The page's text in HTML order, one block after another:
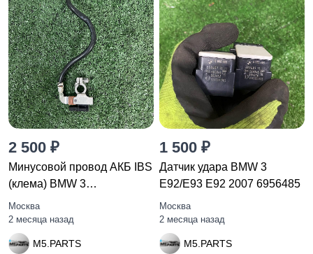
2 500 ₽
Минусовой провод АКБ IBS
(клема) BMW 3
12427616200
Москва
2 месяца назад
M5.PARTS
1 500 ₽
Датчик удара BMW 3
E92/E93 E92 2007 6956485
Москва
2 месяца назад
M5.PARTS